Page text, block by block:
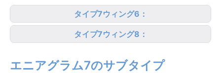
タイプ7ウィング6：
タイプ7ウィング8：
エニアグラム7のサブタイプ